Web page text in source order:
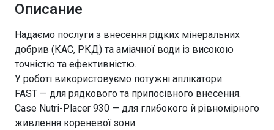
Описание
Надаємо послуги з внесення рідких мінеральних
добрив (КАС, РКД) та аміачної води із високою
точністю та ефективністю.
У роботі використовуємо потужні аплікатори:
FAST — для рядкового та припосівного внесення.
Case Nutri-Placer 930 — для глибокого й рівномірного
живлення кореневої зони.